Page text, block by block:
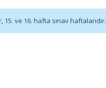
ve 16. hafta sınav haftalarıdır.